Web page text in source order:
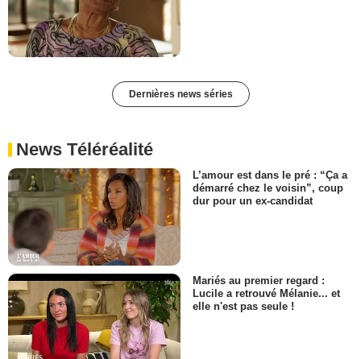
Dernières news séries
News Téléréalité
L’amour est dans le pré : “Ça a
démarré chez le voisin”, coup
dur pour un ex-candidat
Mariés au premier regard :
Lucile a retrouvé Mélanie... et
elle n'est pas seule !